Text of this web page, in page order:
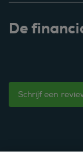
De
Schrijf een